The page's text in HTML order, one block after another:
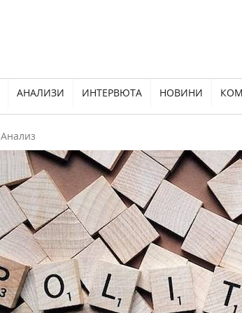
АНАЛИЗИ ИНТЕРВЮТА НОВИНИ
Анализ